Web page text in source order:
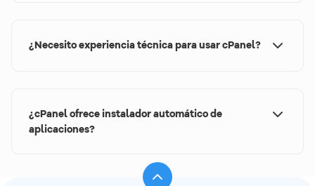
¿Necesito experiencia técnica para usar cPanel?
crear sitios, configurar correos e instalar
aplicaciones con solo unos clics.
¿cPanel ofrece instalador automático de
aplicaciones?
instalar y gestionar fácilmente aplicaciones